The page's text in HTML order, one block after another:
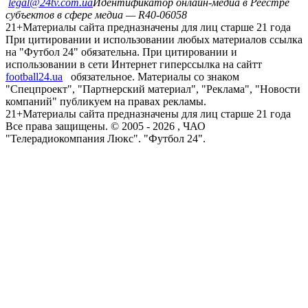
legal@24tv.com.uaИдентификатор онлайн-медиа в Реестре
субъектов в сфере медиа — R40-06058
21+Материалы сайта предназначены для лиц старше 21 года
При цитировании и использовании любых материалов ссылка
на "Футбол 24" обязательна. При цитировании и
использовании в сети Интернет гиперссылка на сайтт
football24.ua
обязательное. Материалы со знаком
"Спецпроект", "Партнерский материал", "Реклама", "Новости
компаний" публикуем на правах рекламы.
21+Материалы сайта предназначены для лиц старше 21 года
Все права защищены. © 2005 - 2026 , ЧАО
"Телерадиокомпания Люкс". "Футбол 24".